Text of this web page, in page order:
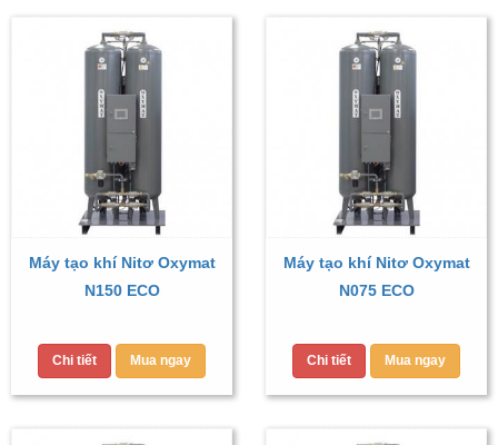
Máy tạo khí Nitơ Oxymat
N150 ECO
Chi tiết Mua ngay
Máy tạo khí Nitơ Oxymat
N075 ECO
Chi tiết Mua ngay